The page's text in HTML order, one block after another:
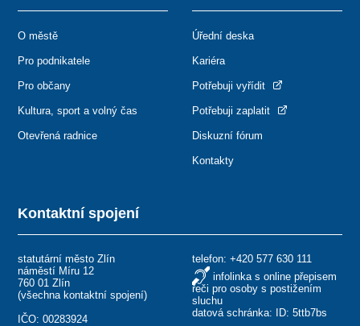
Kontaktní spojení
statutární město Zlín
náměstí Míru 12
760 01 Zlín
(všechna kontaktní spojení)
IČO: 00283924
telefon: +420 577 630 111
infolinka s online přepisem
řeči pro osoby s postižením
sluchu
datová schránka: ID: 5ttb7bs
O městě
Pro podnikatele
Pro občany
Kultura, sport a volný čas
Otevřená radnice
Úřední deska
Kariéra
Potřebuji vyřídit
Potřebuji zaplatit
Diskuzní fórum
Kontakty